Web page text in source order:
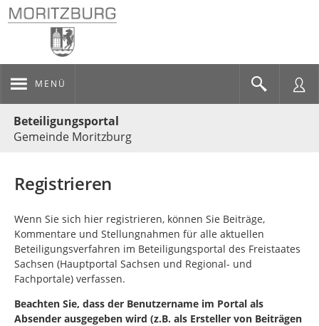
MENÜ
Beteiligungsportal
Gemeinde Moritzburg
Registrieren
Wenn Sie sich hier registrieren, können Sie Beiträge,
Kommentare und Stellungnahmen für alle aktuellen
Beteiligungsverfahren im Beteiligungsportal des Freistaates
Sachsen (Hauptportal Sachsen und Regional- und
Fachportale) verfassen.
Beachten Sie, dass der Benutzername im Portal als
Absender ausgegeben wird (z.B. als Ersteller von Beiträgen